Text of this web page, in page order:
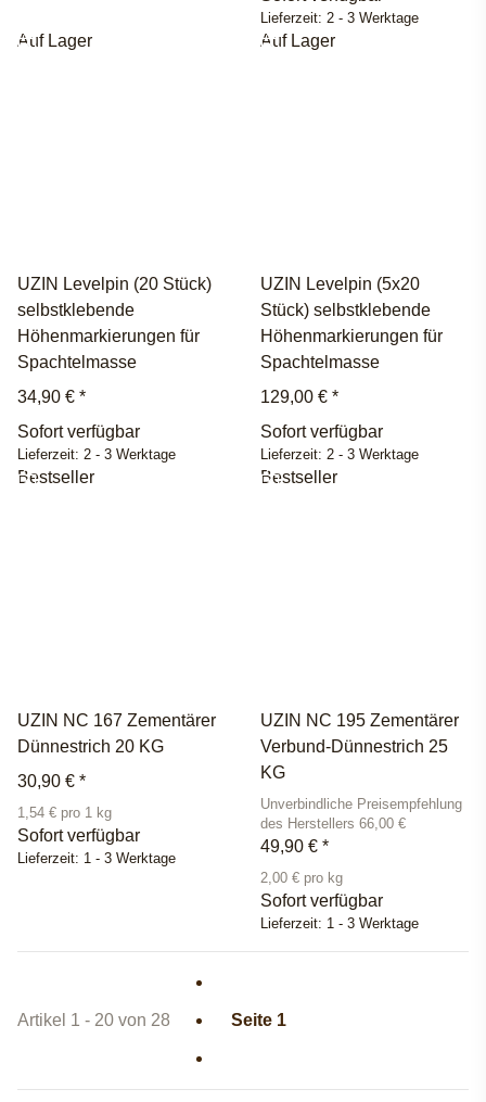
Lieferzeit: 2 - 3 Werktage
Auf Lager
UZIN Levelpin (20 Stück)
selbstklebende
Höhenmarkierungen für
Spachtelmasse
34,90 € *
Sofort verfügbar
Lieferzeit: 2 - 3 Werktage
Auf Lager
UZIN Levelpin (5x20
Stück) selbstklebende
Höhenmarkierungen für
Spachtelmasse
129,00 € *
Sofort verfügbar
Lieferzeit: 2 - 3 Werktage
Bestseller
UZIN NC 167 Zementärer
Dünnestrich 20 KG
30,90 € *
1,54 € pro 1 kg
Sofort verfügbar
Lieferzeit: 1 - 3 Werktage
Bestseller
UZIN NC 195 Zementärer
Verbund-Dünnestrich 25
KG
Unverbindliche Preisempfehlung
des Herstellers 66,00 €
49,90 € *
2,00 € pro kg
Sofort verfügbar
Lieferzeit: 1 - 3 Werktage
Artikel 1 - 20 von 28 Seite 1